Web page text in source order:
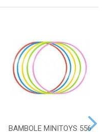
BAMBOLE MINITOYS 556